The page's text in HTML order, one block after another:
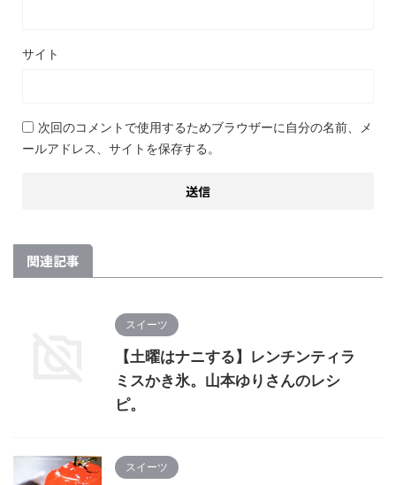
サイト
次回のコメントで使用するためブラウザーに自分の名前、メ
ールアドレス、サイトを保存する。
関連記事
スイーツ
【土曜はナニする】レンチンティラ
ミスかき氷。山本ゆりさんのレシ
ピ。
スイーツ